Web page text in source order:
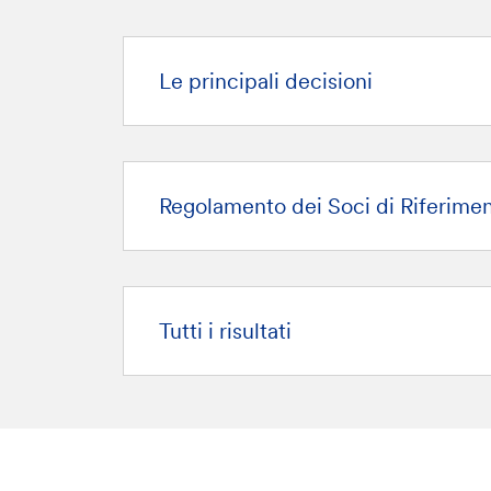
Le principali decisioni
Regolamento dei Soci di
Tutti i risultati